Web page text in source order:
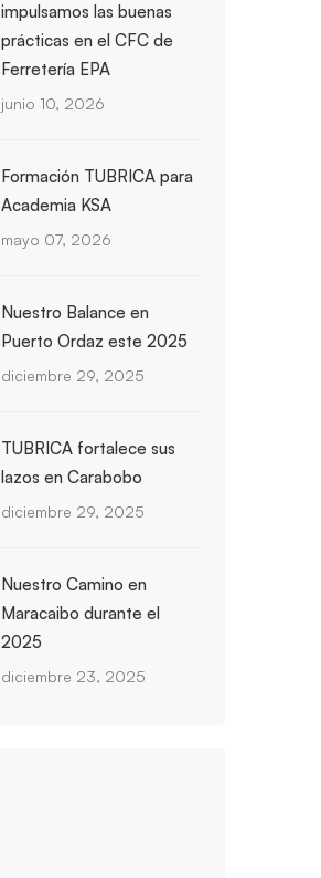
impulsamos las buenas
prácticas en el CFC de
Ferretería EPA
junio 10, 2026
Formación TUBRICA para
Academia KSA
mayo 07, 2026
Nuestro Balance en
Puerto Ordaz este 2025
diciembre 29, 2025
TUBRICA fortalece sus
lazos en Carabobo
diciembre 29, 2025
Nuestro Camino en
Maracaibo durante el
2025
diciembre 23, 2025